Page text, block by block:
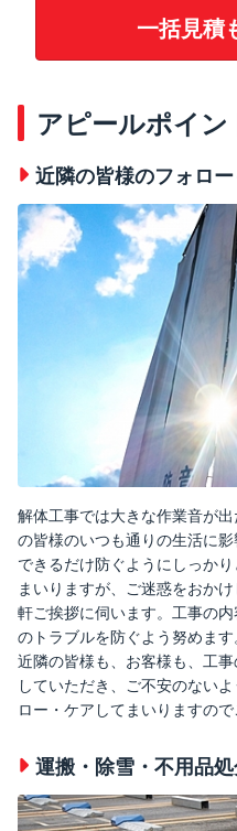
一括見積
アピールポイン
近隣の皆様のフォロ
解体工事では大きな作業音が
の皆様のいつも通りの生活に
できるだけ防ぐようにしっか
まいりますが、ご迷惑をおか
軒ご挨拶に伺います。工事の
のトラブルを防ぐよう努めます
近隣の皆様も、お客様も、工
していただき、ご不安のない
ロー・ケアしてまいりますの
運搬・除雪・不用品